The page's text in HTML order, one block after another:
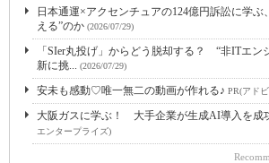
日本通運×アクセンチュアの124億円訴訟に学ぶ
える”のか (2026/07/29)
「SIer丸投げ」からどう脱却する？ “非ITエン
新に挑... (2026/07/29)
安未も感動♡唯一無二の動画が作れる♪ PR(アド
大阪ガスに学ぶ！ 大手企業が生成AI導入を成
エンタープライズ)